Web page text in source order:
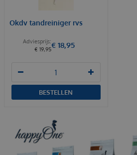
Okdv tandreiniger rvs
€ 19,95€ 18,95
BESTELLEN